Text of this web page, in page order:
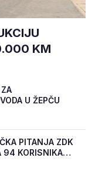
KM
U ŽEPČU
PITANJA ZDK
94 KORISNIKA